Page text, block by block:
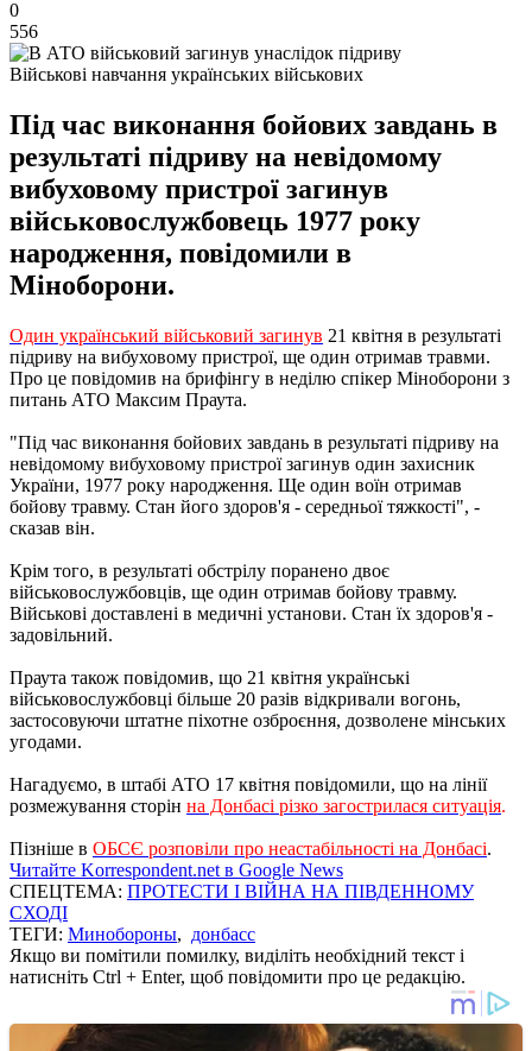
0
556
Військові навчання українських військових
Під час виконання бойових завдань в
результаті підриву на невідомому
вибуховому пристрої загинув
військовослужбовець 1977 року
народження, повідомили в
Міноборони.
Один український військовий загинув 21 квітня в результаті
підриву на вибуховому пристрої, ще один отримав травми.
Про це повідомив на брифінгу в неділю спікер Міноборони з
питань АТО Максим Праута.
"Під час виконання бойових завдань в результаті підриву на
невідомому вибуховому пристрої загинув один захисник
України, 1977 року народження. Ще один воїн отримав
бойову травму. Стан його здоров'я - середньої тяжкості", -
сказав він.
Крім того, в результаті обстрілу поранено двоє
військовослужбовців, ще один отримав бойову травму.
Військові доставлені в медичні установи. Стан їх здоров'я -
задовільний.
Праута також повідомив, що 21 квітня українські
військовослужбовці більше 20 разів відкривали вогонь,
застосовуючи штатне піхотне озброєння, дозволене мінських
угодами.
Нагадуємо, в штабі АТО 17 квітня повідомили, що на лінії
розмежування сторін на Донбасі різко загострилася ситуація.
Пізніше в ОБСЄ розповіли про неастабільності на Донбасі.
Читайте Korrespondent.net в Google News
СПЕЦТЕМА: ПРОТЕСТИ І ВІЙНА НА ПІВДЕННОМУ
СХОДІ
ТЕГИ: Минобороны, донбасс
Якщо ви помітили помилку, виділіть необхідний текст і
натисніть Ctrl + Enter, щоб повідомити про це редакцію.